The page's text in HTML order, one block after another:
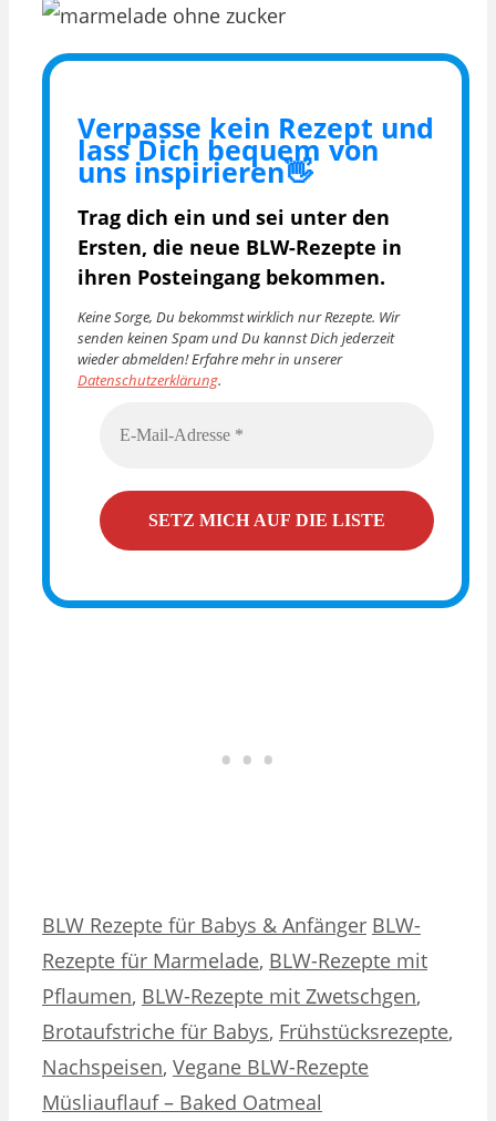
Verpasse kein Rezept und
lass Dich bequem von
uns inspirieren👋
Trag dich ein und sei unter den
Ersten, die neue BLW-Rezepte in
ihren Posteingang bekommen.
Keine Sorge, Du bekommst wirklich nur Rezepte. Wir
senden keinen Spam und Du kannst Dich jederzeit
wieder abmelden! Erfahre mehr in unserer
Datenschutzerklärung.
Kategorien
BLW Rezepte für Babys & Anfänger Schlagwörter
BLW-
Rezepte für Marmelade, BLW-Rezepte mit
Pflaumen, BLW-Rezepte mit Zwetschgen,
Brotaufstriche für Babys, Frühstücksrezepte,
Nachspeisen, Vegane BLW-Rezepte
Müsliauflauf – Baked Oatmeal